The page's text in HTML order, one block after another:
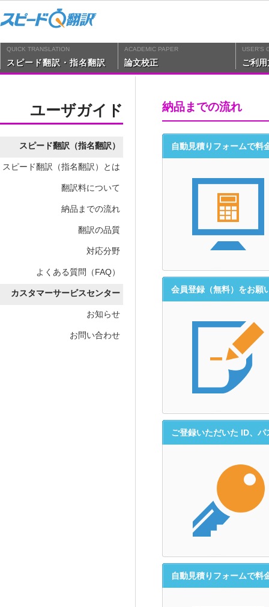
QUICK TRANSLATION
スピード翻訳・指名翻訳
ACADEMIC PAPER
論文校正
USER'S
ご利
ユーザガイド
スピード翻訳（指名翻訳）
スピード翻訳（指名翻訳）とは
翻訳料について
納品までの流れ
翻訳の品質
対応分野
よくある質問（FAQ）
カスタマーサービスセンター
お知らせ
お問い合わせ
納品までの流れ
自動見積りフォームで料
会員登録（無料）をお願
ご登録いただいた ID、
自動見積りフォームで料